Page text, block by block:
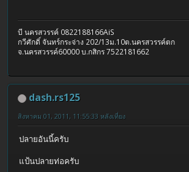
บี นครสวรรค์ 0822188166AiS
กวีศักดิ์ จันทร์กระจ่าง 202/13ม.10ต.นครสวรรค์ตก
จ.นครสวรรค์60000 บ.กสิกร 7522181662
dash.rs125
สิงหาคม 01, 2011, 11:55:33 หลังเที่ยง
ปลายอันนี้ครับ
แป้นปลายท่อครับ